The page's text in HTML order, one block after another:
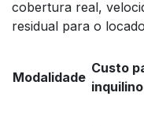
cobertura real,
residual para o
Modalidade
Custo
inquilino